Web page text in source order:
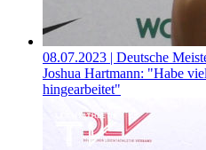
08.07.2023 | Deutsche
Joshua Hartmann: "Habe
hingearbeitet"